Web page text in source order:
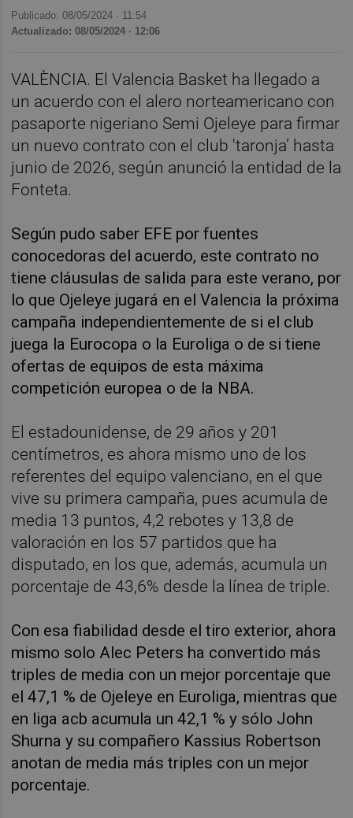
Publicado: 08/05/2024 · 11:54
Actualizado: 08/05/2024 · 12:06
VALÈNCIA. El Valencia Basket ha llegado a
un acuerdo con el alero norteamericano con
pasaporte nigeriano Semi Ojeleye para firmar
un nuevo contrato con el club 'taronja’ hasta
junio de 2026, según anunció la entidad de la
Fonteta.
Según pudo saber EFE por fuentes
conocedoras del acuerdo, este contrato no
tiene cláusulas de salida para este verano, por
lo que Ojeleye jugará en el Valencia la próxima
campaña independientemente de si el club
juega la Eurocopa o la Euroliga o de si tiene
ofertas de equipos de esta máxima
competición europea o de la NBA.
El estadounidense, de 29 años y 201
centímetros, es ahora mismo uno de los
referentes del equipo valenciano, en el que
vive su primera campaña, pues acumula de
media 13 puntos, 4,2 rebotes y 13,8 de
valoración en los 57 partidos que ha
disputado, en los que, además, acumula un
porcentaje de 43,6% desde la línea de triple.
Con esa fiabilidad desde el tiro exterior, ahora
mismo solo Alec Peters ha convertido más
triples de media con un mejor porcentaje que
el 47,1 % de Ojeleye en Euroliga, mientras que
en liga acb acumula un 42,1 % y sólo John
Shurna y su compañero Kassius Robertson
anotan de media más triples con un mejor
porcentaje.